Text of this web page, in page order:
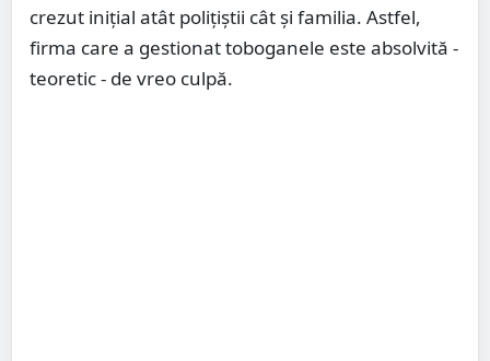
crezut inițial atât polițiștii cât și familia. Astfel,
firma care a gestionat toboganele este absolvită -
teoretic - de vreo culpă.